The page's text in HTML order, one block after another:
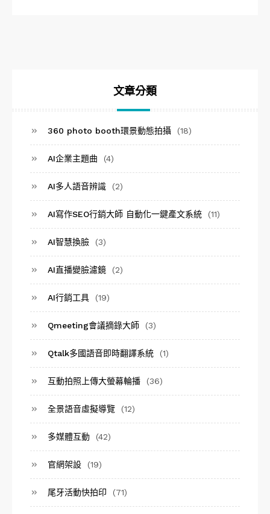
文章分類
360 photo booth環景動態拍攝 (18)
AI企業主題曲 (4)
AI多人語音辨識 (2)
AI寫作SEO行銷大師 自動化一鍵產文系統 (11)
AI智慧換臉 (3)
AI直播變臉濾鏡 (2)
AI行銷工具 (19)
Qmeeting會議摘錄大師 (3)
Qtalk多國語音即時翻譯系統 (1)
互動拍照上傳大螢幕輪播 (36)
全景語音虛擬導覽 (12)
多媒體互動 (42)
官網架設 (19)
尾牙活動快拍印 (71)